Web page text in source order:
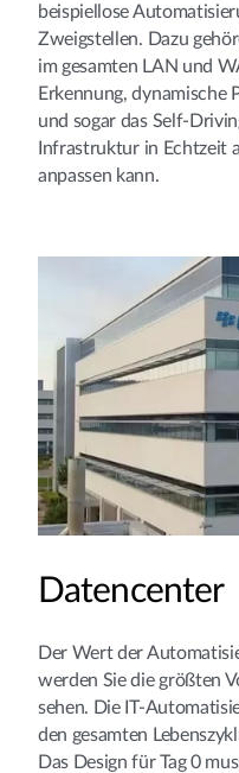
beispiellose
Zweigstellen. Dazu
im gesamten LAN und
Erkennung, dynamische
und sogar das Self-
Infrastruktur in Echtzeit
anpassen kann.
Datencenter
Der Wert der
werden Sie die größten
sehen. Die IT-
den gesamten
Das Design für Tag 0